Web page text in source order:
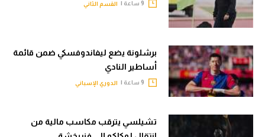
القسم الثاني
برشلونة يضع ليفاندوفسكي ضمن قائمة
أساطير النادي
الدوري الإسباني
تشيلسي يترقب مكاسب مالية من